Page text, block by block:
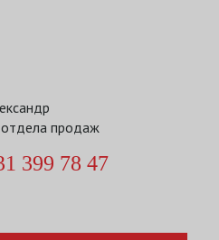
продаж
399 78 47